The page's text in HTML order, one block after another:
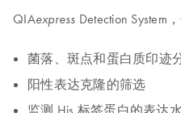
QIAexpress Detection System
菌落、斑点和蛋白质印迹
阳性表达克隆的筛选